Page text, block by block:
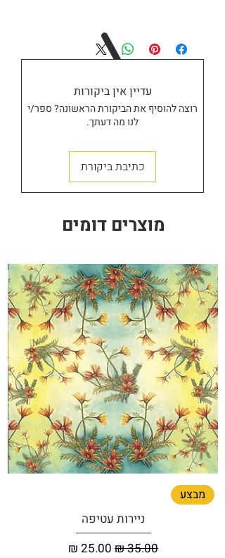
מוצרים דומים
מבצע
ניירות עטיפה
מחיר רגיל מחיר מבצע
עדיין אין ביקורות
רוצה להוסיף את הביקורת הראשונה? ספר/י
לנו מה דעתך.
כתיבת ביקורת